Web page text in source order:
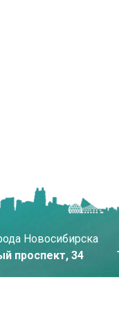
Новосибирска
проспект, 34